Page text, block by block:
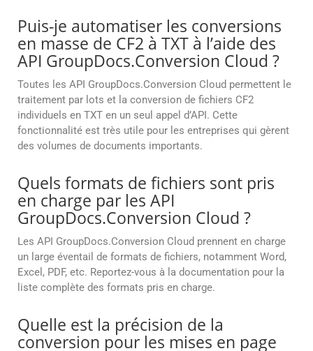
Puis-je automatiser les conversions
en masse de CF2 à TXT à l’aide des
API GroupDocs.Conversion Cloud ?
Toutes les API GroupDocs.Conversion Cloud permettent le
traitement par lots et la conversion de fichiers CF2
individuels en TXT en un seul appel d’API. Cette
fonctionnalité est très utile pour les entreprises qui gèrent
des volumes de documents importants.
Quels formats de fichiers sont pris
en charge par les API
GroupDocs.Conversion Cloud ?
Les API GroupDocs.Conversion Cloud prennent en charge
un large éventail de formats de fichiers, notamment Word,
Excel, PDF, etc. Reportez-vous à la documentation pour la
liste complète des formats pris en charge.
Quelle est la précision de la
conversion pour les mises en page